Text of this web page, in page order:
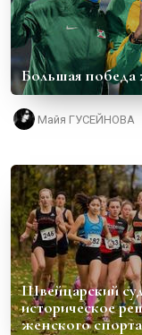
Большая победа
Майя ГУСЕЙНОВА
Швейцарский
историческое
женского